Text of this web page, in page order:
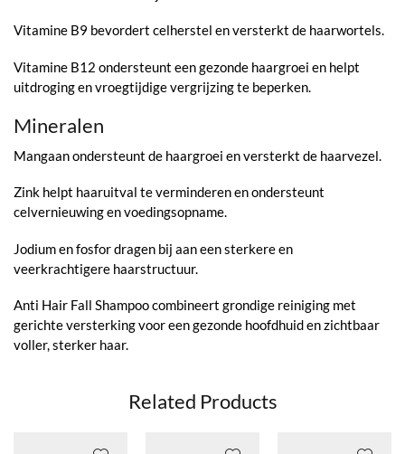
Vitamine B9 bevordert celherstel en versterkt de haarwortels.
Vitamine B12 ondersteunt een gezonde haargroei en helpt
uitdroging en vroegtijdige vergrijzing te beperken.
Mineralen
Mangaan ondersteunt de haargroei en versterkt de haarvezel.
Zink helpt haaruitval te verminderen en ondersteunt
celvernieuwing en voedingsopname.
Jodium en fosfor dragen bij aan een sterkere en
veerkrachtigere haarstructuur.
Anti Hair Fall Shampoo combineert grondige reiniging met
gerichte versterking voor een gezonde hoofdhuid en zichtbaar
voller, sterker haar.
Related Products